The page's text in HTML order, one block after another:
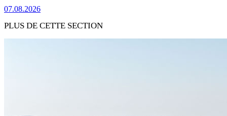
07.08.2026
PLUS DE CETTE SECTION